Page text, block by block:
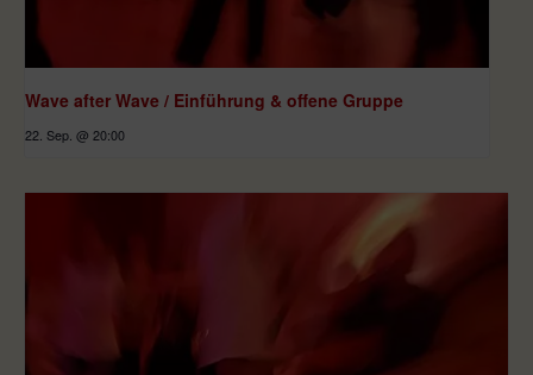
Wave after Wave / Einführung & offene Gruppe
22. Sep. @ 20:00